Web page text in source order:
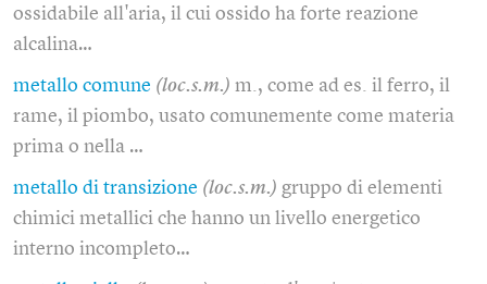
ossidabile all'aria, il cui ossido ha forte reazione
alcalina…
metallo comune (loc.s.m.) m., come ad es. il ferro, il
rame, il piombo, usato comunemente come materia
prima o nella …
metallo di transizione (loc.s.m.) gruppo di elementi
chimici metallici che hanno un livello energetico
interno incompleto…